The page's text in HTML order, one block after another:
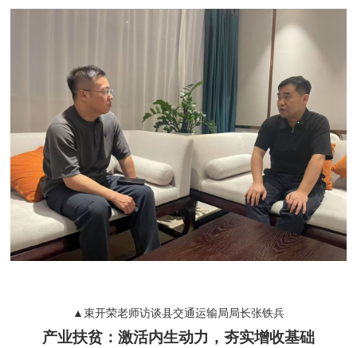
▲束开荣老师访谈县交通运输局局长张铁兵
产业扶贫：激活内生动力，夯实增收基础